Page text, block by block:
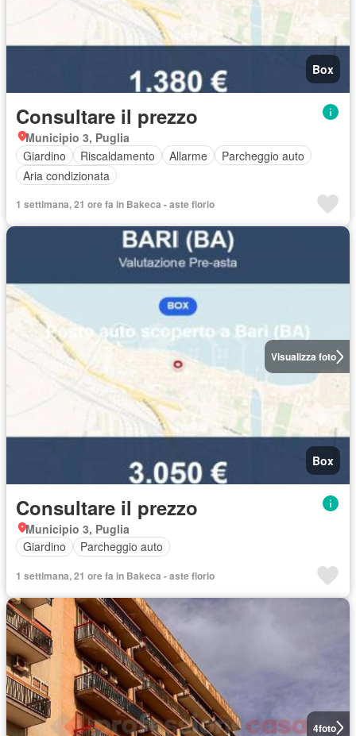
Box
Consultare il prezzo
Municipio 3, Puglia
Giardino
Riscaldamento Allarme
Parcheggio auto
Aria condizionata
1 settimana, 21 ore fa in Bakeca - aste florio
Visualizza foto
Box
Consultare il prezzo
Municipio 3, Puglia
Giardino
Parcheggio auto
1 settimana, 21 ore fa in Bakeca - aste florio
4foto